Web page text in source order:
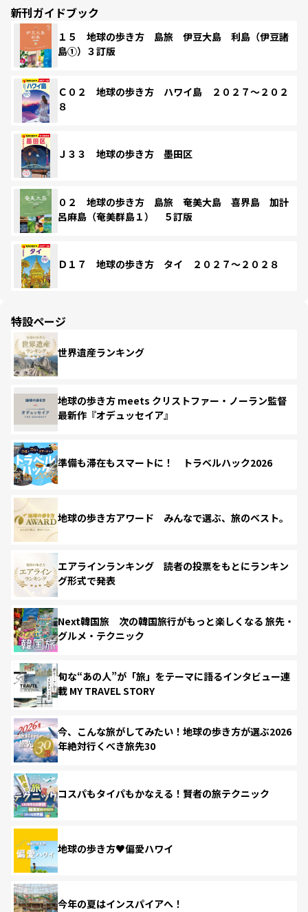
新刊ガイドブック
１５ 地球の歩き方 島旅 伊豆大島 利島（伊豆諸
島①）３訂版
Ｃ０２ 地球の歩き方 ハワイ島 ２０２７～２０２
８
Ｊ３３ 地球の歩き方 墨田区
０２ 地球の歩き方 島旅 奄美大島 喜界島 加計
呂麻島（奄美群島１） ５訂版
Ｄ１７ 地球の歩き方 タイ ２０２７～２０２８
特設ページ
世界遺産ランキング
地球の歩き方 meets クリストファー・ノーラン監督
最新作『オデュッセイア』
準備も滞在もスマートに！ トラベルハック2026
地球の歩き方アワード みんなで選ぶ、旅のベスト。
エアラインランキング 読者の投票をもとにランキン
グ形式で発表
Next韓国旅 次の韓国旅行がもっと楽しくなる 旅先・
グルメ・テクニック
旬な“あの人”が「旅」をテーマに語るインタビュー連
載 MY TRAVEL STORY
今、こんな旅がしてみたい！地球の歩き方が選ぶ2026
年絶対行くべき旅先30
コスパもタイパもかなえる！賢者の旅テクニック
地球の歩き方♥偏愛ハワイ
今年の夏はインスパイアへ！